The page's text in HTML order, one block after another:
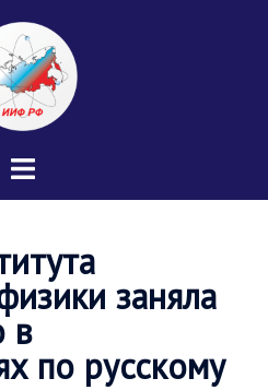
Переключатель
заняла
в
по русскому